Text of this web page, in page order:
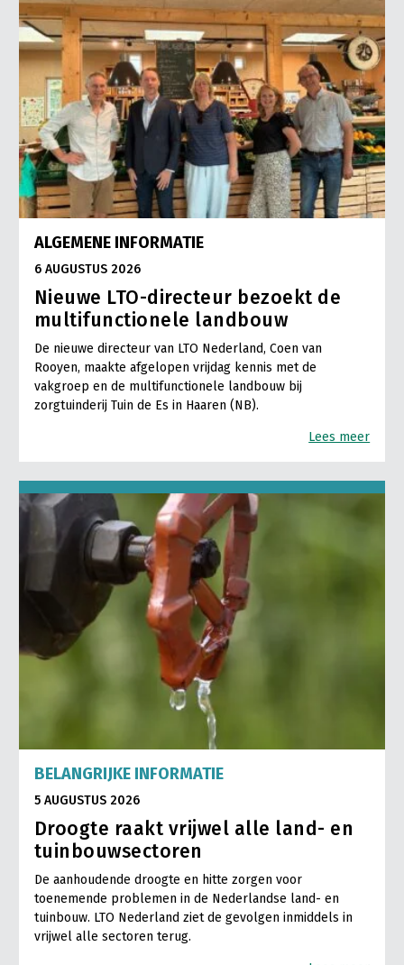
ALGEMENE INFORMATIE
6 AUGUSTUS 2026
Nieuwe LTO-directeur bezoekt de
multifunctionele landbouw
De nieuwe directeur van LTO Nederland, Coen van
Rooyen, maakte afgelopen vrijdag kennis met de
vakgroep en de multifunctionele landbouw bij
zorgtuinderij Tuin de Es in Haaren (NB).
Lees meer
BELANGRIJKE INFORMATIE
5 AUGUSTUS 2026
Droogte raakt vrijwel alle land- en
tuinbouwsectoren
De aanhoudende droogte en hitte zorgen voor
toenemende problemen in de Nederlandse land- en
tuinbouw. LTO Nederland ziet de gevolgen inmiddels in
vrijwel alle sectoren terug.